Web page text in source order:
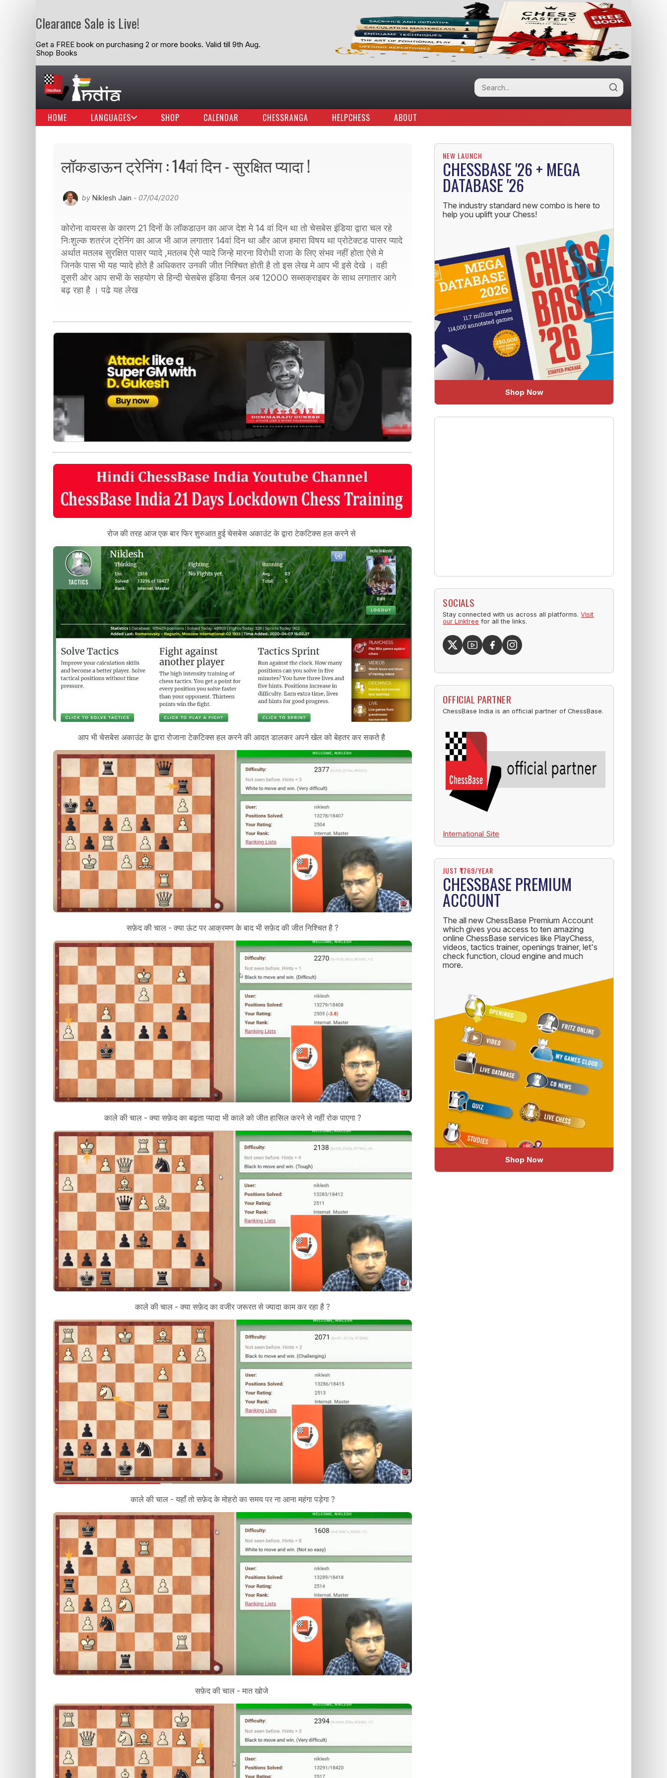
Clearance Sale is Live!
Get a FREE book on purchasing 2 or more books. Valid till 9th Aug.
Shop Books
HOME LANGUAGES SHOP CALENDAR CHESSRANGA HELPCHESS ABOUT
लॉकडाऊन ट्रेनिंग : 14वां दिन - सुरक्षित प्यादा !
by Niklesh Jain - 07/04/2020
कोरोना वायरस के कारण 21 दिनों के लॉकडाउन का आज देश मे 14 वां दिन था तो चेसबेस इंडिया द्वारा चल रहे
निःशुल्क शतरंज ट्रेनिंग का आज भी आज लगातार 14वां दिन था और आज हमारा विषय था प्रोटेक्टड पासर प्यादे
अर्थात मतलब सुरक्षित पासर प्यादे ,मतलब ऐसे प्यादे जिन्हे मारना विरोधी राजा के लिए संभव नहीं होता ऐसे मे
जिनके पास भी यह प्यादे होते है अधिकतर उनकी जीत निश्चित होती है तो इस लेख मे आप भी इसे देखे । वही
दूसरी ओर आप सभी के सहयोग से हिन्दी चेसबेस इंडिया चैनल अब 12000 सब्सक्राइबर के साथ लगातार आगे
बढ़ रहा है । पढे यह लेख
रोज की तरह आज एक बार फिर शुरुआत हुई चेसबेस अकाउंट के द्वारा टेकटिक्स हल करने से
आप भी चेसबेस अकाउंट के द्वारा रोजाना टेकटिक्स हल करने की आदत डालकर अपने खेल को बेहतर कर सकते है
सफ़ेद की चाल - क्या ऊंट पर आक्रमण के बाद भी सफ़ेद की जीत निश्चित है ?
काले की चाल - क्या सफ़ेद का बढ़ता प्यादा भी काले को जीत हासिल करने से नहीं रोक पाएगा ?
काले की चाल - क्या सफ़ेद का वजीर जरूरत से ज्यादा काम कर रहा है ?
काले की चाल - यहाँ तो सफ़ेद के मोहरो का समय पर ना आना महंगा पड़ेगा ?
सफ़ेद की चाल - मात खोजे
NEW LAUNCH
CHESSBASE '26 + MEGA
DATABASE '26
The industry standard new combo is here to
help you uplift your Chess!
Shop Now
SOCIALS
Stay connected with us across all platforms.Visit
our Linktree for all the links.
OFFICIAL PARTNER
ChessBase India is an official partner of ChessBase.
International Site
JUST ₹1769/YEAR
CHESSBASE PREMIUM
ACCOUNT
The all new ChessBase Premium Account
which gives you access to ten amazing
online ChessBase services like PlayChess,
videos, tactics trainer, openings trainer, let's
check function, cloud engine and much
more.
Shop Now